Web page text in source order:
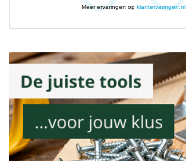
Meer ervaringen op klantervaringen.nl